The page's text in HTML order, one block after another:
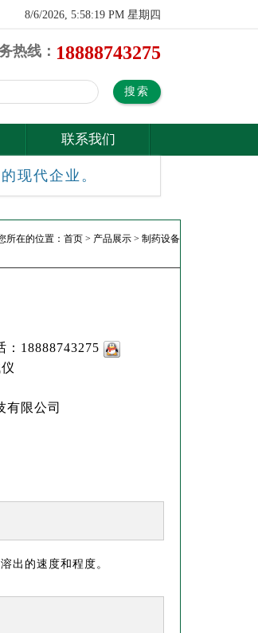
8/6/2026, 5:58:20 PM 星期四
热线： 18888743275
联系我们
现代企业。
所在的位置： 首页 > 产品展示 > 制药设备
18888743275
有限公司
出的速度和程度。